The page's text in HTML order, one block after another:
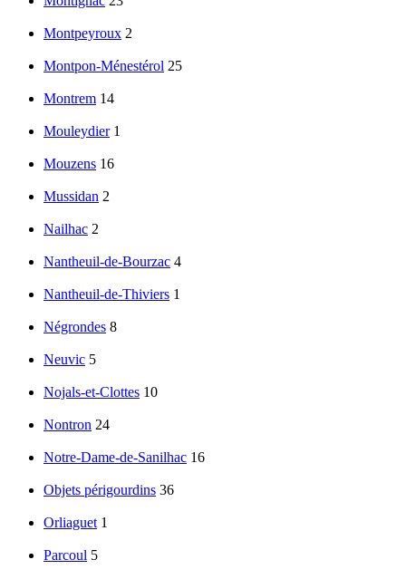
Montpeyroux 2
Montpon-Ménestérol 25
Montrem 14
Mouleydier 1
Mouzens 16
Mussidan 2
Nailhac 2
Nantheuil-de-Bourzac 4
Nantheuil-de-Thiviers 1
Négrondes 8
Neuvic 5
Nojals-et-Clottes 10
Nontron 24
Notre-Dame-de-Sanilhac 16
Objets périgourdins 36
Orliaguet 1
Parcoul 5